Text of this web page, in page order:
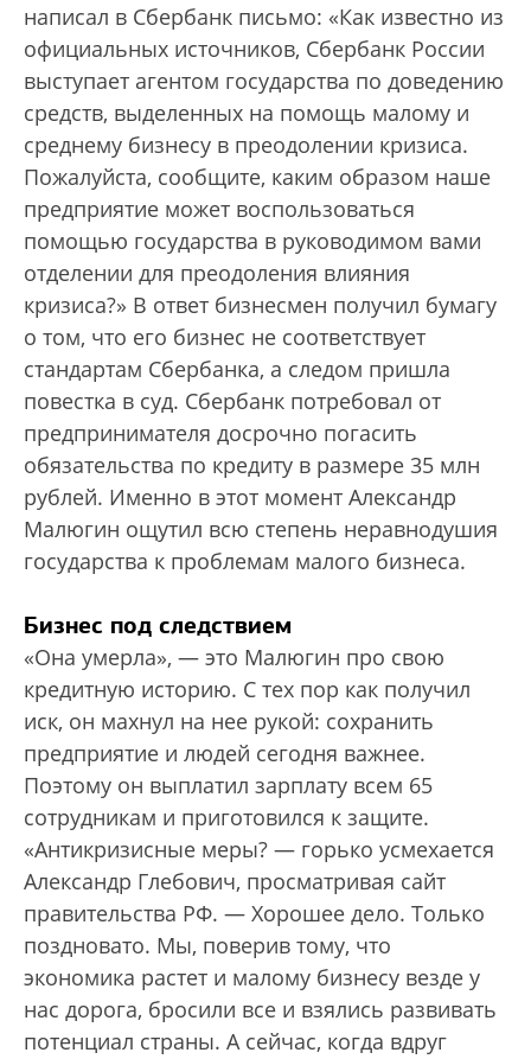
написал в Сбербанк письмо: «Как известно из
официальных источников, Сбербанк России
выступает агентом государства по доведению
средств, выделенных на помощь малому и
среднему бизнесу в преодолении кризиса.
Пожалуйста, сообщите, каким образом наше
предприятие может воспользоваться
помощью государства в руководимом вами
отделении для преодоления влияния
кризиса?» В ответ бизнесмен получил бумагу
о том, что его бизнес не соответствует
стандартам Сбербанка, а следом пришла
повестка в суд. Сбербанк потребовал от
предпринимателя досрочно погасить
обязательства по кредиту в размере 35 млн
рублей. Именно в этот момент Александр
Малюгин ощутил всю степень неравнодушия
государства к проблемам малого бизнеса.
Бизнес под следствием
«Она умерла», — это Малюгин про свою
кредитную историю. С тех пор как получил
иск, он махнул на нее рукой: сохранить
предприятие и людей сегодня важнее.
Поэтому он выплатил зарплату всем 65
сотрудникам и приготовился к защите.
«Антикризисные меры? — горько усмехается
Александр Глебович, просматривая сайт
правительства РФ. — Хорошее дело. Только
поздновато. Мы, поверив тому, что
экономика растет и малому бизнесу везде у
нас дорога, бросили все и взялись развивать
потенциал страны. А сейчас, когда вдруг